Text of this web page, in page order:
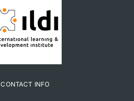
CONTACT INFO